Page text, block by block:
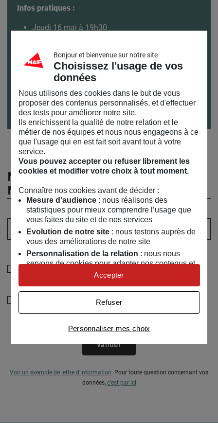
Infos pratiques :
Jeudi 16 mai à 19h30
A partir de 15 ans
Gratuit sur inscription
Veuillez présenter votre billet à l’entrée
Pour venir au MAIF SOCIAL CLUB et connaître nos
horaires : toutes nos infos pratiquesici
Ne manquez rien de l’actualité du
MSC !
Votre adresse email :
Sélectionner au moins un choix
programmation culturelle du MSC
Je souhaite également recevoir les alertes des ventes
découvertes du MSC
Valider
Voir un exemple de lettre d’information. Pour toute question concernant vos
données, c’est par ici
Bonjour et bienvenue sur notre site
Choisissez l'usage de vos
données
Nous utilisons des cookies dans le but de vous
proposer des contenus personnalisés, et d'effectuer
des tests pour améliorer notre site.
Ils enrichissent la qualité de notre relation et le
métier de nos équipes et nous nous engageons à ce
que l'usage qui en est fait soit avant tout à votre
service.
Vous pouvez accepter ou refuser librement les
cookies et modifier votre choix à tout moment.
Connaître nos cookies avant de décider :
Mesure d’audience: nous réalisons des
statistiques pour mieux comprendre l’usage que
vous faites du site et de nos services
Evolution de notre site: nous testons auprès de
vous des améliorations de notre site
Personnalisation de la relation : nous nous
servons de cookies pour adapter nos contenus et
personnaliser nos offres
Univers publicitaire: nous utilisons avec nos
publicités personnalisées
Personnaliser mes choix
Refuser
Accepter